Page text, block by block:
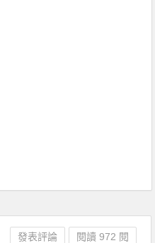
發表評論 閱讀 972 閱